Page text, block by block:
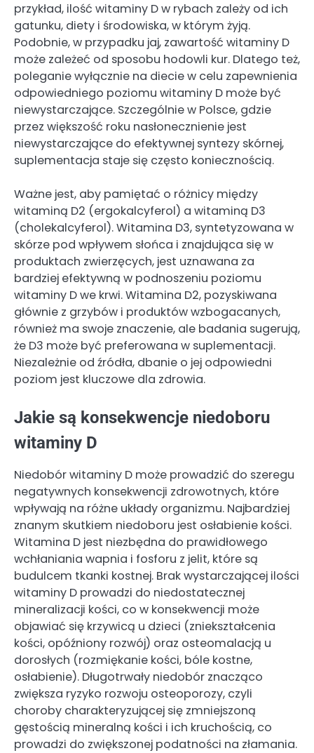
przykład, ilość witaminy D w rybach zależy od ich
gatunku, diety i środowiska, w którym żyją.
Podobnie, w przypadku jaj, zawartość witaminy D
może zależeć od sposobu hodowli kur. Dlatego też,
poleganie wyłącznie na diecie w celu zapewnienia
odpowiedniego poziomu witaminy D może być
niewystarczające. Szczególnie w Polsce, gdzie
przez większość roku nasłonecznienie jest
niewystarczające do efektywnej syntezy skórnej,
suplementacja staje się często koniecznością.
Ważne jest, aby pamiętać o różnicy między
witaminą D2 (ergokalcyferol) a witaminą D3
(cholekalcyferol). Witamina D3, syntetyzowana w
skórze pod wpływem słońca i znajdująca się w
produktach zwierzęcych, jest uznawana za
bardziej efektywną w podnoszeniu poziomu
witaminy D we krwi. Witamina D2, pozyskiwana
głównie z grzybów i produktów wzbogacanych,
również ma swoje znaczenie, ale badania sugerują,
że D3 może być preferowana w suplementacji.
Niezależnie od źródła, dbanie o jej odpowiedni
poziom jest kluczowe dla zdrowia.
Jakie są konsekwencje niedoboru
witaminy D
Niedobór witaminy D może prowadzić do szeregu
negatywnych konsekwencji zdrowotnych, które
wpływają na różne układy organizmu. Najbardziej
znanym skutkiem niedoboru jest osłabienie kości.
Witamina D jest niezbędna do prawidłowego
wchłaniania wapnia i fosforu z jelit, które są
budulcem tkanki kostnej. Brak wystarczającej ilości
witaminy D prowadzi do niedostatecznej
mineralizacji kości, co w konsekwencji może
objawiać się krzywicą u dzieci (zniekształcenia
kości, opóźniony rozwój) oraz osteomalacją u
dorosłych (rozmiękanie kości, bóle kostne,
osłabienie). Długotrwały niedobór znacząco
zwiększa ryzyko rozwoju osteoporozy, czyli
choroby charakteryzującej się zmniejszoną
gęstością mineralną kości i ich kruchością, co
prowadzi do zwiększonej podatności na złamania.